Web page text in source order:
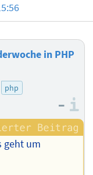
in PHP
php
–
geht um